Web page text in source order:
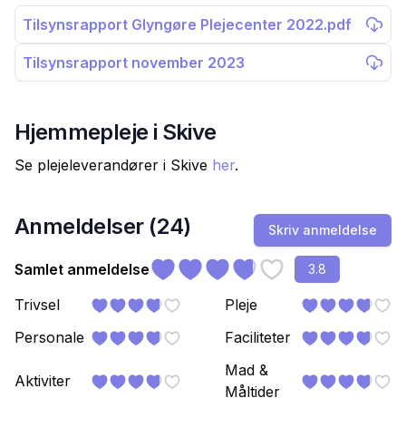
Tilsynsrapport Glyngøre Plejecenter 2022.pdf
Tilsynsrapport november 2023
Hjemmepleje i Skive
Se plejeleverandører i Skive her.
Anmeldelser (24) Skriv anmeldelse
Samlet anmeldelse 3.8
Trivsel
Pleje
Personale
Faciliteter
Aktiviter
Mad &
Måltider